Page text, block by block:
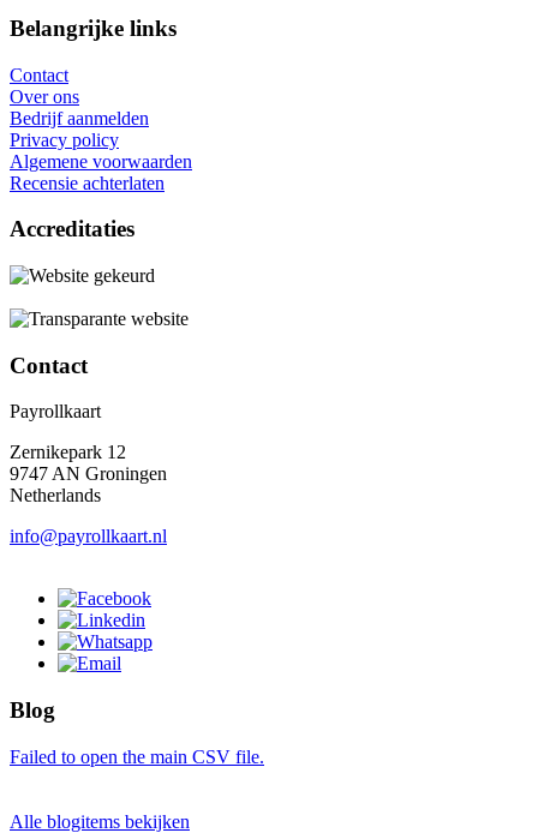
Belangrijke links
Contact
Over ons
Bedrijf aanmelden
Privacy policy
Algemene voorwaarden
Recensie achterlaten
Accreditaties
Contact
Payrollkaart
Zernikepark 12
9747 AN Groningen
Netherlands
info@payrollkaart.nl
Blog
Failed to open the main CSV file.
Alle blogitems bekijken